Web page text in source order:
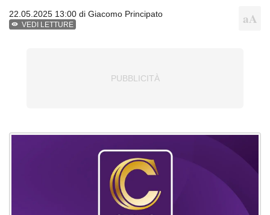
22.05.2025 13:00 di Giacomo Principato
VEDI LETTURE